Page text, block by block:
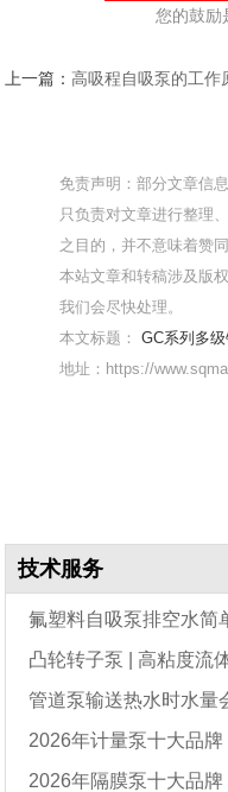
您的鼓励
上一篇：高吸程自吸泵的工作
免责声明：部分文章信
只负责对文章进行整理
之目的，并不意味着赞
本站文章和转稿涉及版
我们会尽快处理。
本文标题：GC系列多
地址：https://
技术服务
氟塑料自吸泵排空水简
凸轮转子泵 | 高粘度流
管道泵输送热水时水量
2026年计量泵十大品牌
2026年隔膜泵十大品牌